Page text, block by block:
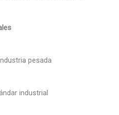
pesada
industrial